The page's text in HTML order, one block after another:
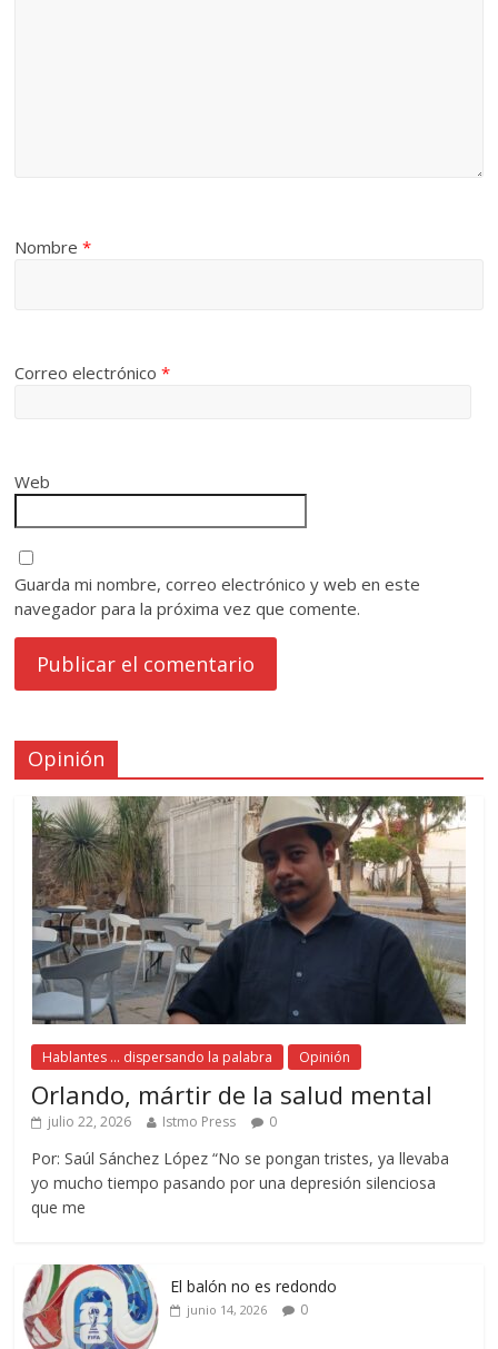
Nombre*
Correo electrónico*
Web
Guarda mi nombre, correo electrónico y web en este
navegador para la próxima vez que comente.
Opinión
Hablantes ... dispersando la palabra Opinión
Orlando, mártir de la salud mental
julio 22, 2026 Istmo Press 0
Por: Saúl Sánchez López “No se pongan tristes, ya llevaba
yo mucho tiempo pasando por una depresión silenciosa
que me
El balón no es redondo
junio 14, 2026 0